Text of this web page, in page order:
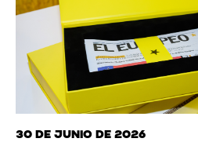
30 de junio de 2026